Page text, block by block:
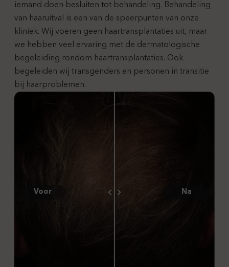
iemand doen besluiten tot behandeling. Behandeling
van haaruitval is een van de speerpunten van onze
kliniek. Wij voeren geen haartransplantaties uit, maar
we hebben veel ervaring met de dermatologische
begeleiding rondom haartransplantaties. Ook
begeleiden wij transgenders en personen in transitie
bij haarproblemen.
Voor Na